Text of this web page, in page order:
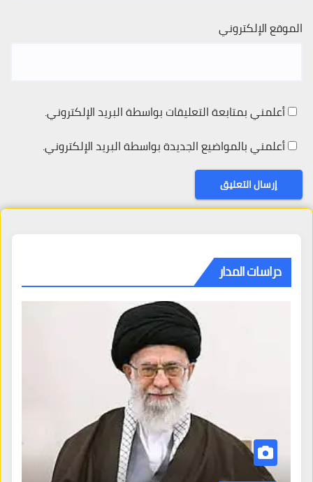
الموقع الإلكتروني
أعلمني بمتابعة التعليقات بواسطة البريد الإلكتروني.
أعلمني بالمواضيع الجديدة بواسطة البريد الإلكتروني.
دراسات المدار